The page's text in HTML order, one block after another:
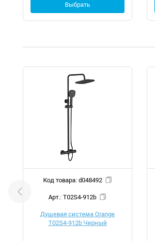
Выбрать
Код товара: d048492
Арт.: T02S4-912b
Душевая система Orange
T02S4-912b Черный